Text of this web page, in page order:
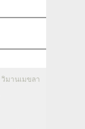
วิมานเมขลา